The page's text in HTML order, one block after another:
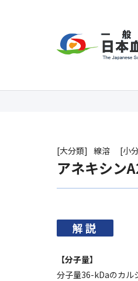
大分類 線溶 小
アネキシン
解説
【分子量】
分子量36-kDaのカル